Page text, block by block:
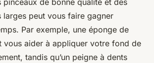
larges peut vous faire gagner
Par exemple, une éponge de
vous aider à appliquer votre fond de
tandis qu’un peigne à dents